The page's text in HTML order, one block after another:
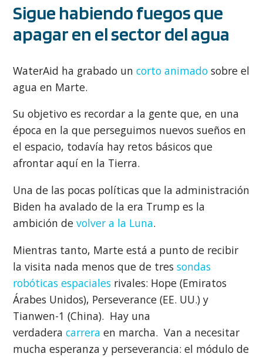
Sigue habiendo fuegos que
apagar en el sector del agua
WaterAid ha grabado uncorto animado sobre el
agua en Marte.
Su objetivo es recordar a la gente que, en una
época en la que perseguimos nuevos sueños en
el espacio, todavía hay retos básicos que
afrontar aquí en la Tierra.
Una de las pocas políticas que la administración
Biden ha avalado de la era Trump es la
ambición devolver a la Luna.
Mientras tanto, Marte está a punto de recibir
la visita nada menos que de tressondas
robóticas espaciales rivales: Hope (Emiratos
Árabes Unidos), Perseverance (EE. UU.) y
Tianwen-1 (China). Hay una
verdaderacarrera en marcha. Van a necesitar
mucha esperanza y perseverancia: el módulo de